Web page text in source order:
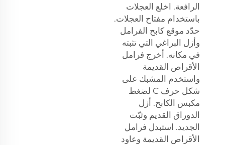
الرافعة. اخلع العجلات
باستخدام مفتاح العجلات.
حدّد موقع كابح الفرامل
وأزل البراغي التي تثبته
في مكانه. أخرج فرامل
الأقراص القديمة
واستخدم المشبك على
شكل حرف C لضغط
مكبس الكابح. أزل
الدوراق القديم وثبّت
الجديد. استبدل فرامل
الأقراص القديمة وعاود